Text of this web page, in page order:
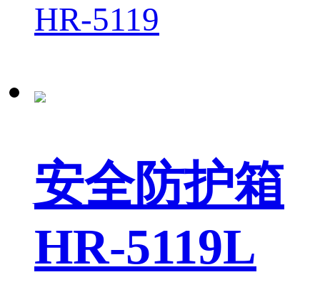
HR-5119
安全防护箱
HR-5119L